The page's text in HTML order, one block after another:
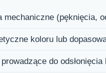
mechaniczne (pęknięcia,
koloru lub
do